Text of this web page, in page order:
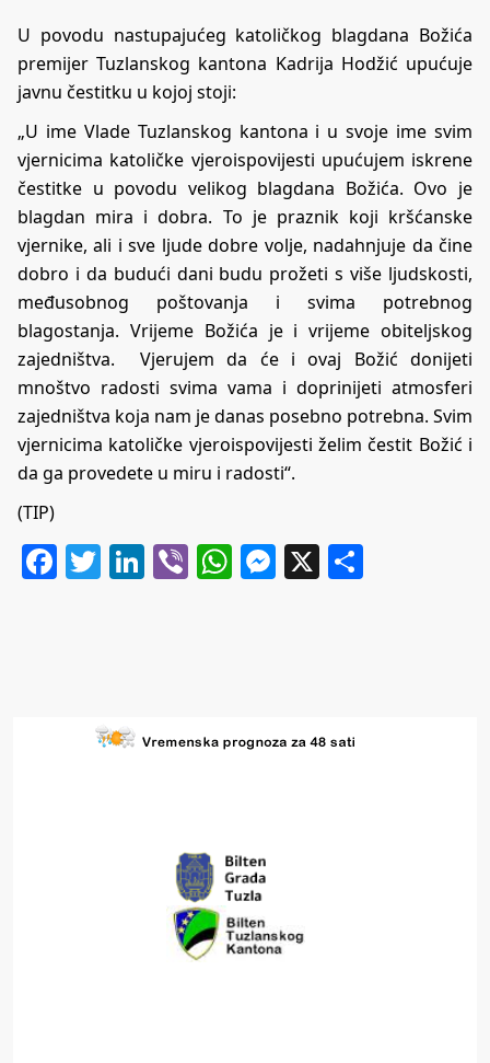
U povodu nastupajućeg katoličkog blagdana Božića
premijer Tuzlanskog kantona Kadrija Hodžić upućuje
javnu čestitku u kojoj stoji:
„U ime Vlade Tuzlanskog kantona i u svoje ime svim
vjernicima katoličke vjeroispovijesti upućujem iskrene
čestitke u povodu velikog blagdana Božića. Ovo je
blagdan mira i dobra. To je praznik koji kršćanske
vjernike, ali i sve ljude dobre volje, nadahnjuje da čine
dobro i da budući dani budu prožeti s više ljudskosti,
međusobnog poštovanja i svima potrebnog
blagostanja. Vrijeme Božića je i vrijeme obiteljskog
zajedništva. Vjerujem da će i ovaj Božić donijeti
mnoštvo radosti svima vama i doprinijeti atmosferi
zajedništva koja nam je danas posebno potrebna. Svim
vjernicima katoličke vjeroispovijesti želim čestit Božić i
da ga provedete u miru i radosti“.
(TIP)
Facebook
Twitter
LinkedIn
ViberWhatsApp
Messenger
X